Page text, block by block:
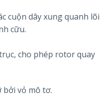
cuộn dây xung quanh lõi
cữu.
cho phép rotor quay
bởi vỏ mô tơ.